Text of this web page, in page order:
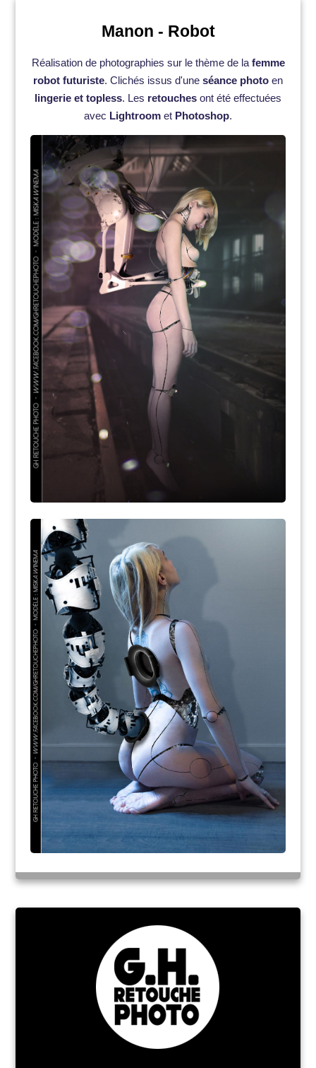
Manon - Robot
Réalisation de photographies sur le thème de la femme
robot futuriste. Clichés issus d'une séance photo en
lingerie et topless. Les retouches ont été effectuées
avec Lightroom et Photoshop.